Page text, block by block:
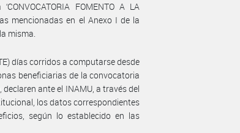
FOMENTO A LA
mencionadas en el Anexo I de la
misma.
días corridos a computarse desde
beneficiarias de la convocatoria
ante el INAMU, a través del
los datos correspondientes
según lo establecido en las